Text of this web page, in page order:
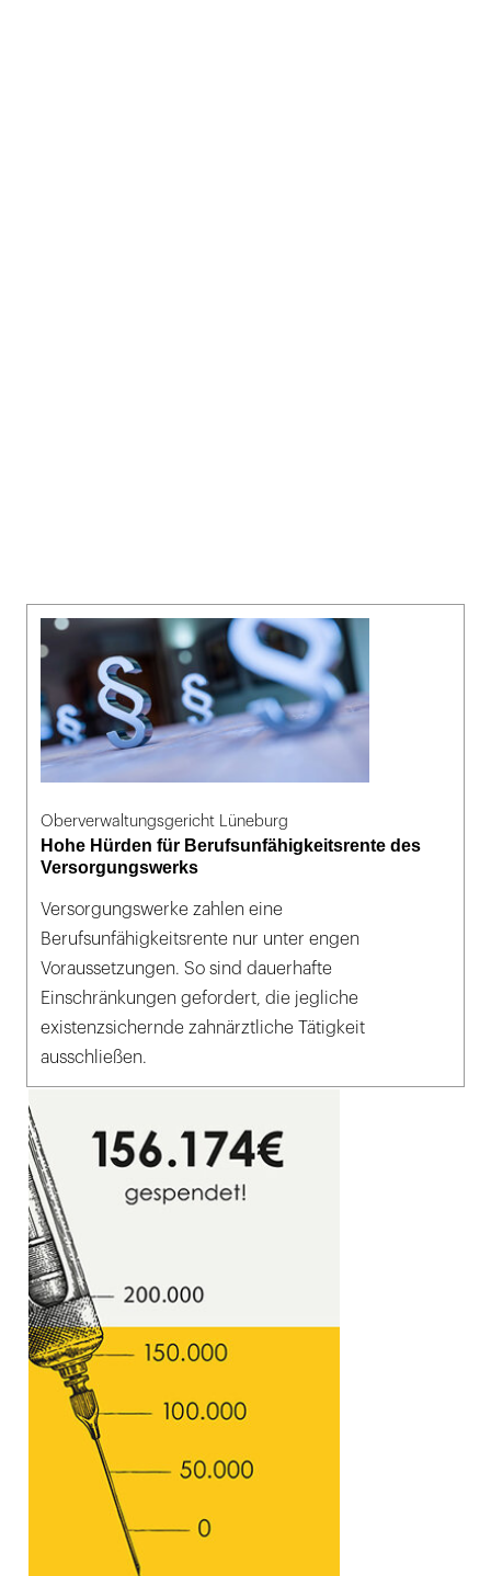
Oberverwaltungsgericht Lüneburg
Hohe Hürden für Berufsunfähigkeitsrente des
Versorgungswerks
Versorgungswerke zahlen eine
Berufsunfähigkeitsrente nur unter engen
Voraussetzungen. So sind dauerhafte
Einschränkungen gefordert, die jegliche
existenzsichernde zahnärztliche Tätigkeit
ausschließen.